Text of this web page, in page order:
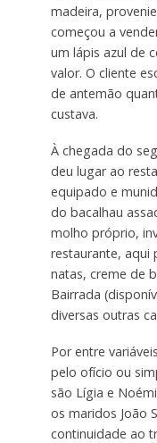
madeira,
começou a
um lápis azul de
valor. O cliente
de antemão
custava.
À chegada do
deu lugar ao
equipado e
do bacalhau
molho próprio,
restaurante, aqui
natas, creme de
Bairrada
diversas outras
Por entre
pelo ofício ou
são Lígia e
os maridos João
continuidade ao